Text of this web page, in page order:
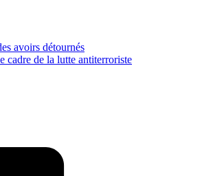
avoirs détournés
cadre de la lutte antiterroriste